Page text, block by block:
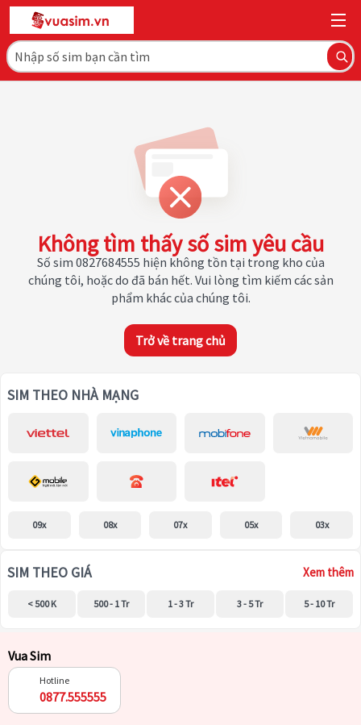
Không tìm thấy số sim yêu cầu
Số sim 0827684555 hiện không tồn tại trong kho của
chúng tôi, hoặc do đã bán hết. Vui lòng tìm kiếm các sản
phẩm khác của chúng tôi.
Trở về trang chủ
SIM THEO NHÀ MẠNG
09x 08x 07x 05x 03x
SIM THEO GIÁ Xem thêm
< 500 K 500 - 1 Tr 1 - 3 Tr 3 - 5 Tr 5 - 10 Tr
Vua Sim
Hotline
0877.555555